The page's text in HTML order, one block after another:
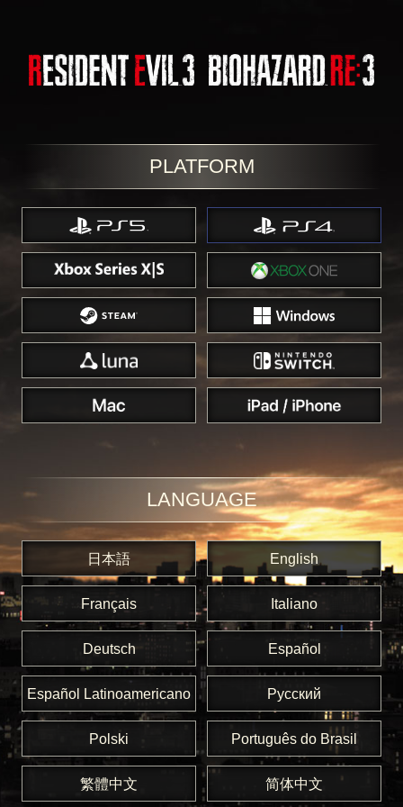
PLATFORM
LANGUAGE
日本語 English
Français Italiano
Deutsch Español
Español Latinoamericano Русский
Polski Português do Brasil
繁體中文 简体中文